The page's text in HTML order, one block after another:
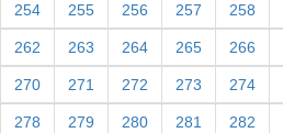
254 255 256 257 258
262 263 264 265 266
270 271 272 273 274
278 279 280 281 282